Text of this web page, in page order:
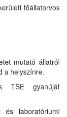
főállatorvos
mutató állatról
a helyszínre.
TSE gyanúját
laboratóriumi